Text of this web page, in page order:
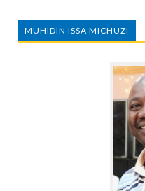
MUHIDIN ISSA MICHUZI